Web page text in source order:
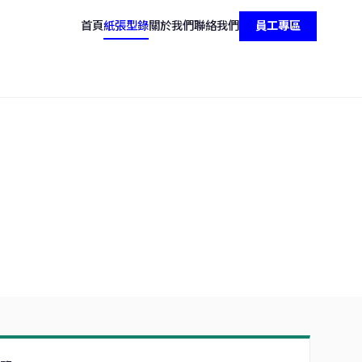
首頁紙張型錄關於我們聯絡我們 員工專區